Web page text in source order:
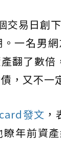
交易日創
一名男
翻了數
，又不一
發文
瞭年前資